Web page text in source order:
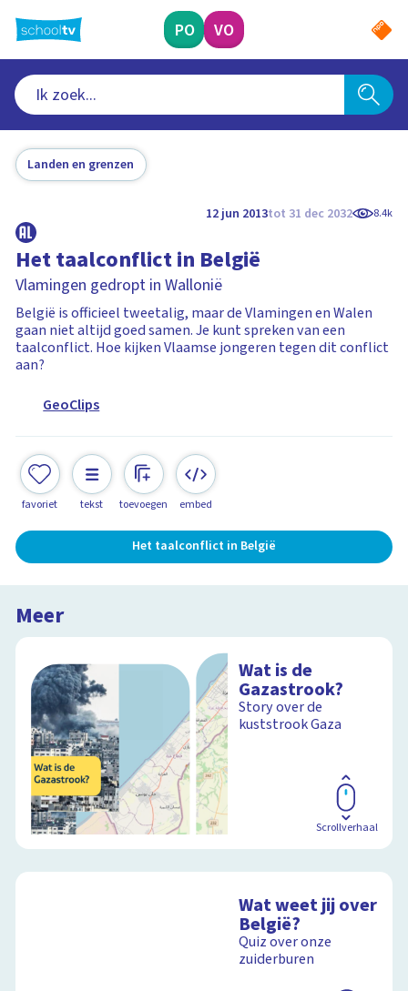
naar
hoofdinhoud
PO VO
Landen en grenzen
12 jun 2013tot 31 dec 2032 8.4k
Het taalconflict in België
Vlamingen gedropt in Wallonië
België is officieel tweetalig, maar de Vlamingen en Walen
gaan niet altijd goed samen. Je kunt spreken van een
taalconflict. Hoe kijken Vlaamse jongeren tegen dit conflict
aan?
GeoClips
favoriet tekst toevoegen embed
Het taalconflict in België
Meer
Wat is de
Gazastrook?
Story over de
kuststrook Gaza
Scrollverhaal
Wat weet jij over
België?
Quiz over onze
zuiderburen